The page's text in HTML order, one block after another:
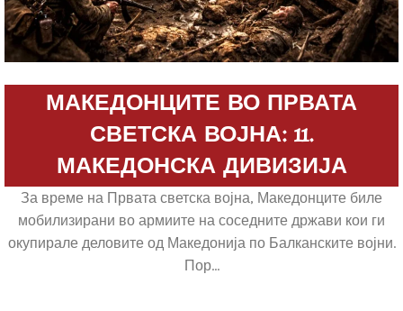
МАКЕДОНЦИТЕ ВО ПРВАТА
СВЕТСКА ВОЈНА: 11.
МАКЕДОНСКА ДИВИЗИЈА
За време на Првата светска војна, Македонците биле
мобилизирани во армиите на соседните држави кои ги
окупирале деловите од Македонија по Балканските војни.
Пор...